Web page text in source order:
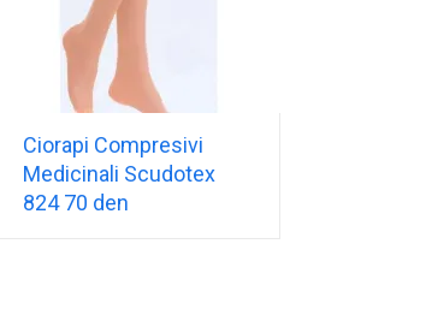
Ciorapi Compresivi
Medicinali Scudotex
824 70 den